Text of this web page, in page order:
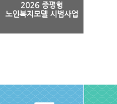
2026 증평형
노인복지모델 시범사업